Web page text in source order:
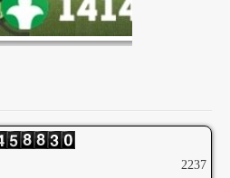
2237